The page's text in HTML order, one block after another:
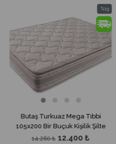
Butaş Turkuaz Mega Tıbbi
105x200 Bir Buçuk Kişilik Şilte
12.400 ₺
14.260 ₺
%13
İndirim
%13İndirim